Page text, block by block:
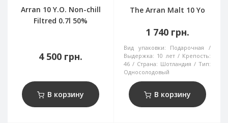
Arran 10 Y.O. Non-chill
Filtred 0.7l 50%
4 500 грн.
В корзину
The Arran Malt 10 Yo
1 740 грн.
Вид упаковки:
Подарочная
Выдержка: 10 лет
Крепость:
46
Страна: Шотландия
Тип:
Односолодовый
В корзину